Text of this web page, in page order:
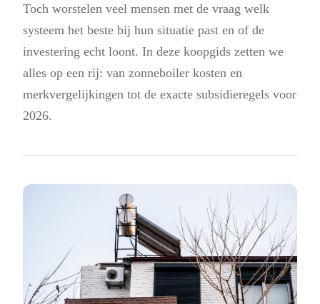
Toch worstelen veel mensen met de vraag welk
systeem het beste bij hun situatie past en of de
investering echt loont. In deze koopgids zetten we
alles op een rij: van zonneboiler kosten en
merkvergelijkingen tot de exacte subsidieregels voor
2026.